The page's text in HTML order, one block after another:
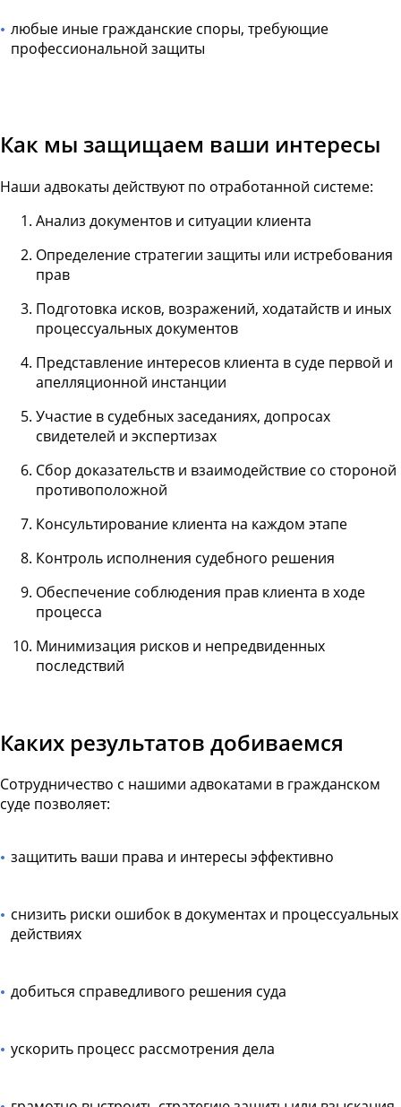
любые иные гражданские споры, требующие
профессиональной защиты
Как мы защищаем ваши интересы
Наши адвокаты действуют по отработанной системе:
Анализ документов и ситуации клиента
Определение стратегии защиты или истребования
прав
Подготовка исков, возражений, ходатайств и иных
процессуальных документов
Представление интересов клиента в суде первой и
апелляционной инстанции
Участие в судебных заседаниях, допросах
свидетелей и экспертизах
Сбор доказательств и взаимодействие со стороной
противоположной
Консультирование клиента на каждом этапе
Контроль исполнения судебного решения
Обеспечение соблюдения прав клиента в ходе
процесса
Минимизация рисков и непредвиденных
последствий
Каких результатов добиваемся
Сотрудничество с нашими адвокатами в гражданском
суде позволяет:
защитить ваши права и интересы эффективно
снизить риски ошибок в документах и процессуальных
действиях
добиться справедливого решения суда
ускорить процесс рассмотрения дела